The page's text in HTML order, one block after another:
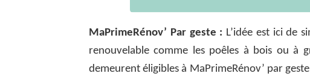
MaPrimeRénov’ Par geste : L’idée est ici de
renouvelable comme les poêles à bois ou à
demeurent éligibles à MaPrimeRénov’ par